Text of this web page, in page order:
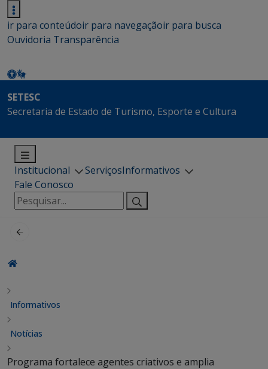
ir para conteúdoir para navegaçãoir para busca
Ouvidoria Transparência
SETESC
Secretaria de Estado de Turismo, Esporte e Cultura
Institucional ServiçosInformativos
Fale Conosco
Pesquisar
por:
Informativos
Notícias
Programa fortalece agentes criativos e amplia